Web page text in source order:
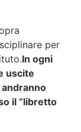
per
In ogni
uscite
il “libretto